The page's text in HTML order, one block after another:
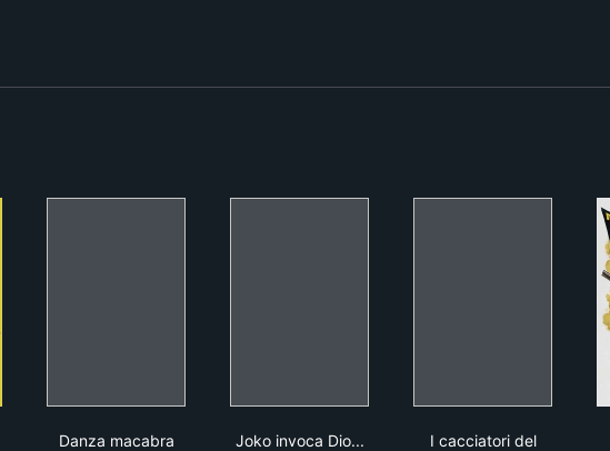
Danza macabra
Joko invoca Dio...
I cacciatori del